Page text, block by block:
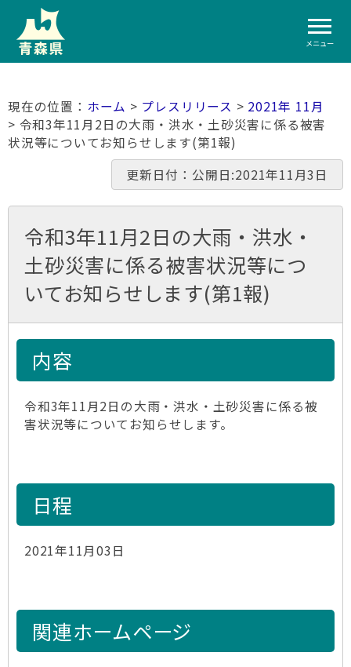
メニュー
ホーム > プレスリリース > 2021年 11月
> 令和3年11月2日の大雨・洪水・土砂災害に係る被害
状況等についてお知らせします(第1報)
更新日付：公開日:2021年11月3日
令和3年11月2日の大雨・洪水・
土砂災害に係る被害状況等につ
いてお知らせします(第1報)
内容
令和3年11月2日の大雨・洪水・土砂災害に係る被
害状況等についてお知らせします。
日程
2021年11月03日
関連ホームページ